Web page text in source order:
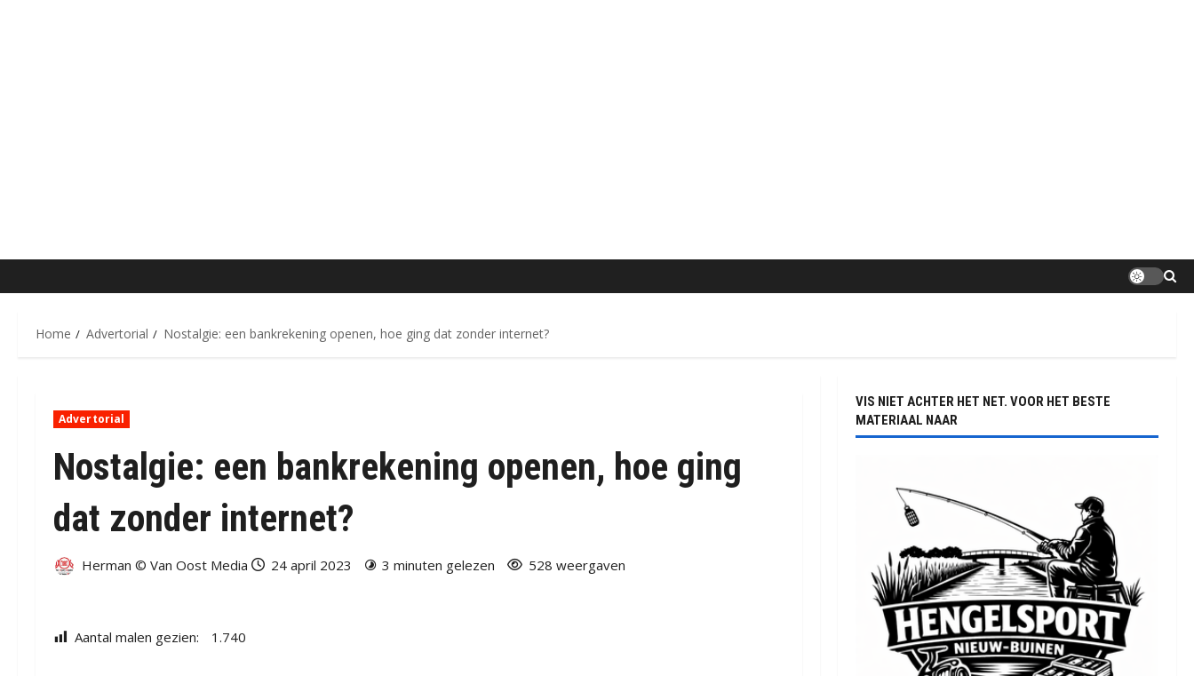
Home Advertorial Nostalgie: een bankrekening openen, hoe ging dat zonder internet?
Advertorial
Nostalgie: een bankrekening openen, hoe ging
dat zonder internet?
Herman © Van Oost Media 24 april 2023 3 minuten gelezen 528 weergaven
Aantal malen gezien: 1.740
VIS NIET ACHTER HET NET. VOOR HET BESTE
MATERIAAL NAAR